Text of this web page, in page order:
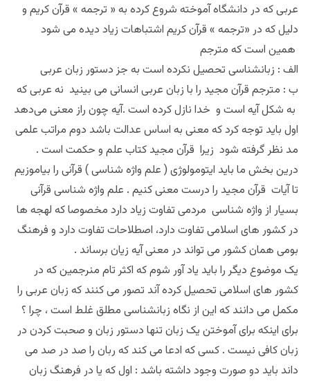
عربی که در دانشگاه آموخته شروع کرده به « ترجمه » قرآن کریم و
دلیل که در «ترجمه » قرآن کریم اشتباهات زیاد دیده می شود
همین است که مترجم
الف : زبانشناسی تحصیل نکرده است به جز دستور زبان عربی
ب : مترجم قرآن مجید را با زبان عربی انسانی می بینید نه عربی که
به شکل آیه است و خدا نازل کرده است .آیه چون راز معنی می‌دهد
اول باید توجه کرد که معنی به اساس عدالت باشد دوم مراتب علمی
مد نظر گرفته شود زیرا قرآن مجید کتاب علم و حکمت است .
درین بخش ما باید ایتومولوژی ( علم واژه شناسی ) قرآنی را بیاموزیم
تا آیات قرآن مجید را درست معنی کنیم . علم واژه شناسی قرآنی
بسیار از واژه شناسی مردمی تفاوت زیاد دارد مخصوصا که لهجه ها
در کشور های اسلامی تفا‌وت دارد، اصطلاحات تفاوت دارد و فرهنگ
بومی همان کشور می تواند در معنی آیه زیان برساند .
یک موضوع دیگر را باید یاد آور شوم که اکثر تام منرجمین که در
کشور های اسلامی تحصیل کرده آند تصور می کنند که زبان عربی را
مکمل می دانند که این از نگاه زبانشناسی مطلق غلط است ، چرا ؟
برای اینکه برای آموختن یک زبان تنها دستور زبان و صحبت کردن در
زبان کافی نیست . کسی که ادعا می کند که ربان را صد در صد می
داند باید دو صورت وجود داشته باشد : اول که یا در فرهنگ زبان